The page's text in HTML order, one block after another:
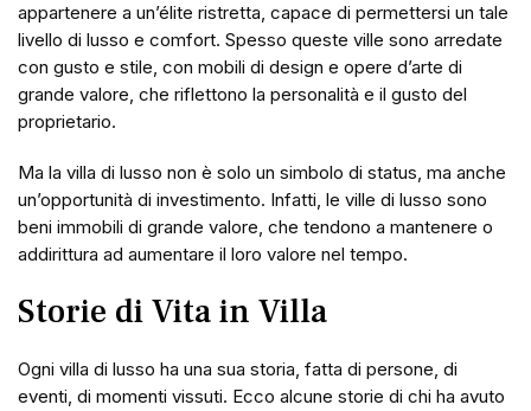
appartenere a un’élite ristretta, capace di permettersi un tale
livello di lusso e comfort. Spesso queste ville sono arredate
con gusto e stile, con mobili di design e opere d’arte di
grande valore, che riflettono la personalità e il gusto del
proprietario.
Ma la villa di lusso non è solo un simbolo di status, ma anche
un’opportunità di investimento. Infatti, le ville di lusso sono
beni immobili di grande valore, che tendono a mantenere o
addirittura ad aumentare il loro valore nel tempo.
Storie di Vita in Villa
Ogni villa di lusso ha una sua storia, fatta di persone, di
eventi, di momenti vissuti. Ecco alcune storie di chi ha avuto